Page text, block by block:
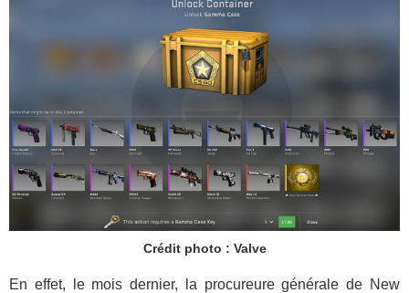
Crédit photo : Valve
En effet, le mois dernier, la procureure générale de New